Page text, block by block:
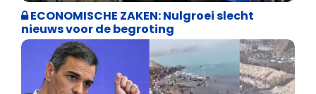
ECONOMISCHE ZAKEN: Nulgroei slecht
nieuws voor de begroting